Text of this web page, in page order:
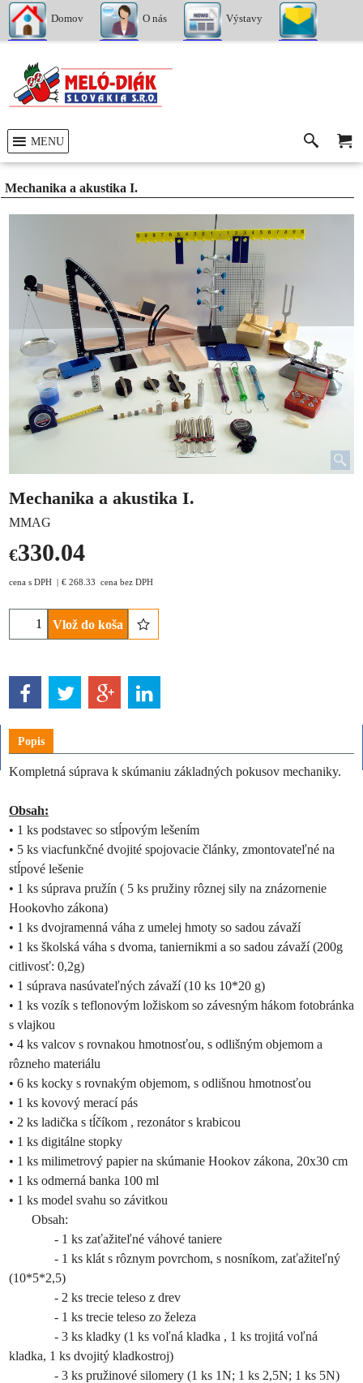
Domov O nás Výstavy
MENU
Mechanika a akustika I.
Mechanika a akustika I.
MMAG
€330.04
cena s DPH € 268.33 cena bez DPH
Vlož do koša
Popis
Kompletná súprava k skúmaniu základných pokusov mechaniky.
Obsah:
• 1 ks podstavec so stĺpovým lešením
• 5 ks viacfunkčné dvojité spojovacie články, zmontovateľné na
stĺpové lešenie
• 1 ks súprava pružín ( 5 ks pružiny rôznej sily na znázornenie
Hookovho zákona)
• 1 ks dvojramenná váha z umelej hmoty so sadou závaží
• 1 ks školská váha s dvoma, taniernikmi a so sadou závaží (200g
citlivosť: 0,2g)
• 1 súprava nasúvateľných závaží (10 ks 10*20 g)
• 1 ks vozík s teflonovým ložiskom so závesným hákom fotobránka
s vlajkou
• 4 ks valcov s rovnakou hmotnosťou, s odlišným objemom a
rôzneho materiálu
• 6 ks kocky s rovnakým objemom, s odlišnou hmotnosťou
• 1 ks kovový merací pás
• 2 ks ladička s tĺčíkom , rezonátor s krabicou
• 1 ks digitálne stopky
• 1 ks milimetrový papier na skúmanie Hookov zákona, 20x30 cm
• 1 ks odmerná banka 100 ml
• 1 ks model svahu so závitkou
Obsah:
- 1 ks zaťažiteľné váhové taniere
- 1 ks klát s rôznym povrchom, s nosníkom, zaťažiteľný
(10*5*2,5)
- 2 ks trecie teleso z drev
- 1 ks trecie teleso zo železa
- 3 ks kladky (1 ks voľná kladka , 1 ks trojitá voľná
kladka, 1 ks dvojitý kladkostroj)
- 3 ks pružinové silomery (1 ks 1N; 1 ks 2,5N; 1 ks 5N)